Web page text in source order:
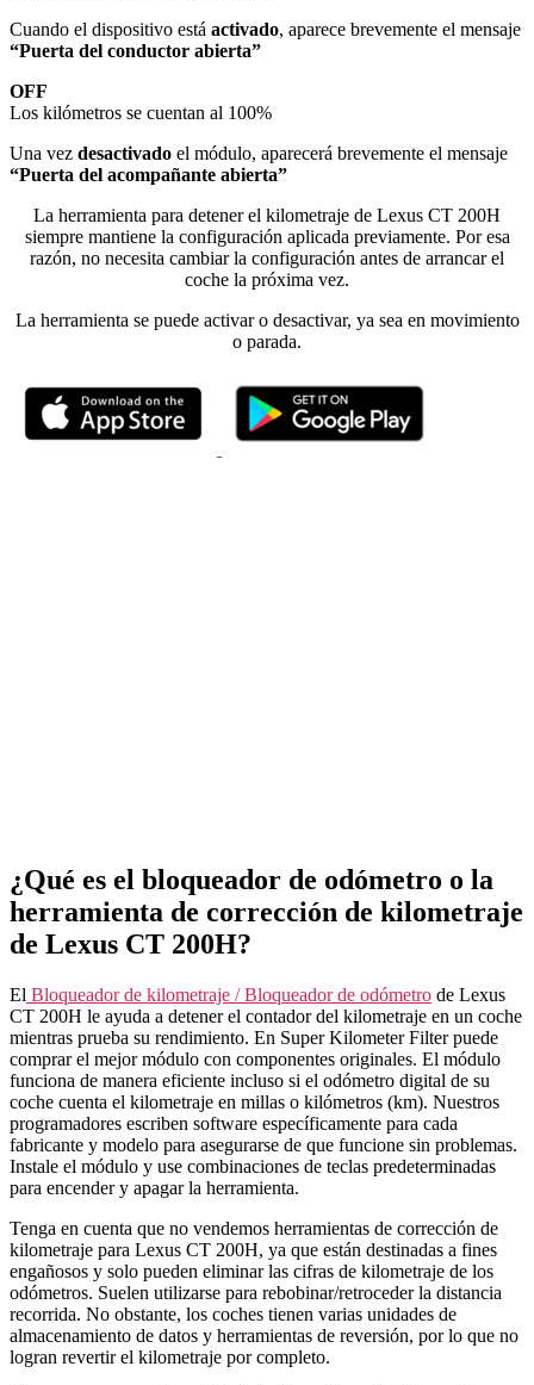
Cuando el dispositivo está activado, aparece brevemente el mensaje
“Puerta del conductor abierta”
OFF
Los kilómetros se cuentan al 100%
Una vez desactivado el módulo, aparecerá brevemente el mensaje
“Puerta del acompañante abierta”
La herramienta para detener el kilometraje de Lexus CT 200H
siempre mantiene la configuración aplicada previamente. Por esa
razón, no necesita cambiar la configuración antes de arrancar el
coche la próxima vez.
La herramienta se puede activar o desactivar, ya sea en movimiento
o parada.
¿Qué es el bloqueador de odómetro o la
herramienta de corrección de kilometraje
de Lexus CT 200H?
El Bloqueador de kilometraje / Bloqueador de odómetro de Lexus
CT 200H le ayuda a detener el contador del kilometraje en un coche
mientras prueba su rendimiento. En Super Kilometer Filter puede
comprar el mejor módulo con componentes originales. El módulo
funciona de manera eficiente incluso si el odómetro digital de su
coche cuenta el kilometraje en millas o kilómetros (km). Nuestros
programadores escriben software específicamente para cada
fabricante y modelo para asegurarse de que funcione sin problemas.
Instale el módulo y use combinaciones de teclas predeterminadas
para encender y apagar la herramienta.
Tenga en cuenta que no vendemos herramientas de corrección de
kilometraje para Lexus CT 200H, ya que están destinadas a fines
engañosos y solo pueden eliminar las cifras de kilometraje de los
odómetros. Suelen utilizarse para rebobinar/retroceder la distancia
recorrida. No obstante, los coches tienen varias unidades de
almacenamiento de datos y herramientas de reversión, por lo que no
logran revertir el kilometraje por completo.